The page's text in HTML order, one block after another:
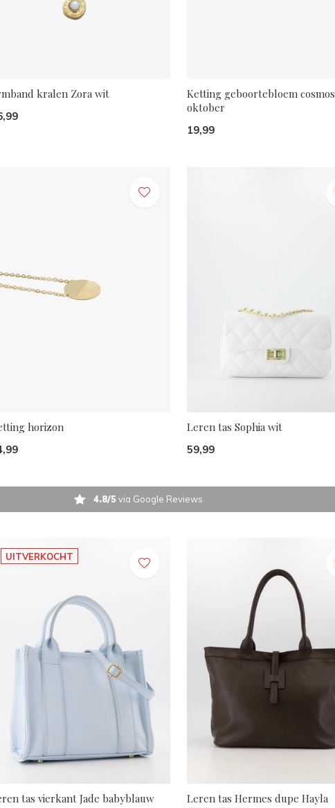
kralen Zora wit
Ketting geboortebloem cosmos
oktober
19,99
horizon Leren tas Sophia wit
59,99
4.8/5via Google Reviews
UITVERKOCHT
tas vierkant Jade babyblauw
Leren tas Hermes dupe Hayla